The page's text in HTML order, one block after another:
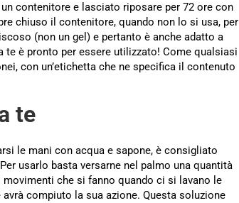
contenitore e lasciato riposare per 72 ore con
chiuso il contenitore, quando non lo si usa, per
(non un gel) e pertanto è anche adatto a
è pronto per essere utilizzato! Come qualsiasi
con un’etichetta che ne specifica il contenuto
te
le mani con acqua e sapone, è consigliato
usarlo basta versarne nel palmo una quantità
che si fanno quando ci si lavano le
compiuto la sua azione. Questa soluzione